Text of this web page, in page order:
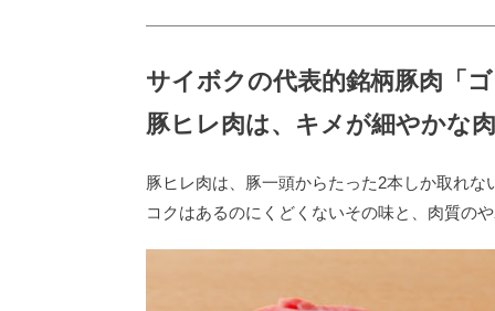
サイボクの代表的銘柄豚肉「
豚ヒレ肉は、キメが細やかな
豚ヒレ肉は、豚一頭からたった2本しか取れな
コクはあるのにくどくないその味と、肉質の